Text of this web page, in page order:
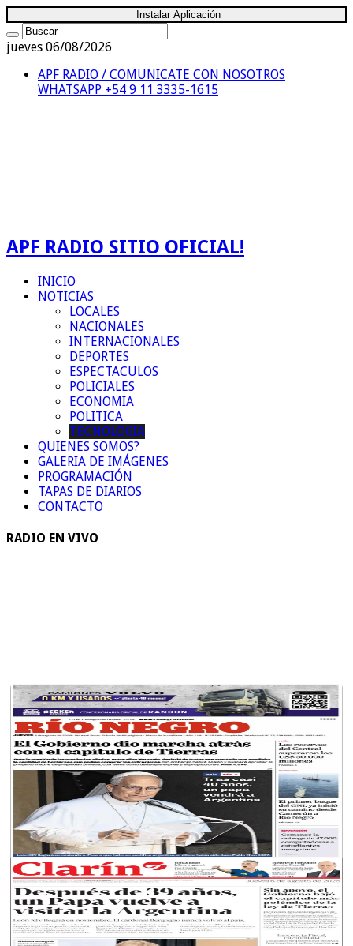
Instalar Aplicación
jueves 06/08/2026
APF RADIO / COMUNICATE CON NOSOTROS
WHATSAPP +54 9 11 3335-1615
APF RADIO SITIO OFICIAL!
INICIO
NOTICIAS
LOCALES
NACIONALES
INTERNACIONALES
DEPORTES
ESPECTACULOS
POLICIALES
ECONOMIA
POLITICA
TECNOLOGIA
QUIENES SOMOS?
GALERIA DE IMÁGENES
PROGRAMACIÓN
TAPAS DE DIARIOS
CONTACTO
RADIO EN VIVO